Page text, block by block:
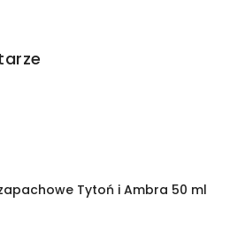
Tytoń i Ambra 50 ml